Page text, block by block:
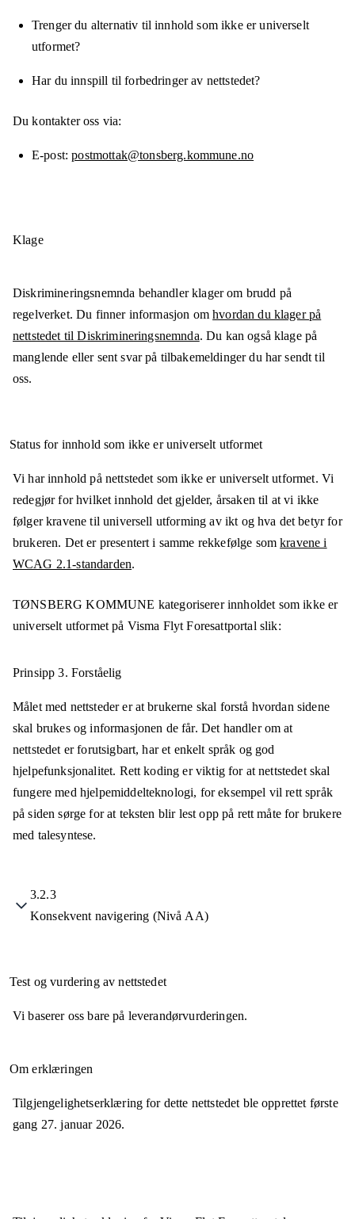
Trenger du alternativ til innhold som ikke er universelt
utformet?
Har du innspill til forbedringer av nettstedet?
Du kontakter oss via:
E-post postmottak@tonsberg.kommune.no
Klage
Diskrimineringsnemnda behandler klager om brudd på
regelverket. Du finner informasjon omhvordan du klager på
nettstedet til Diskrimineringsnemnda. Du kan også klage på
manglende eller sent svar på tilbakemeldinger du har sendt til
oss.
Status for innhold som ikke er universelt utformet
Vi har innhold på nettstedet som ikke er universelt utformet. Vi
redegjør for hvilket innhold det gjelder, årsaken til at vi ikke
følger kravene til universell utforming av ikt og hva det betyr for
brukeren. Det er presentert i samme rekkefølge somkravene i
WCAG 2.1-standarden.
TØNSBERG KOMMUNE kategoriserer innholdet som ikke er
universelt utformet på Visma Flyt Foresattportalslik:
Prinsipp 3. Forståelig
Målet med nettsteder er at brukerne skal forstå hvordan sidene
skal brukes og informasjonen de får. Det handler om at
nettstedet er forutsigbart, har et enkelt språk og god
hjelpefunksjonalitet. Rett koding er viktig for at nettstedet skal
fungere med hjelpemiddelteknologi, for eksempel vil rett språk
på siden sørge for at teksten blir lest opp på rett måte for brukere
med talesyntese.
3.2.3
Konsekvent navigering (Nivå AA)
Test og vurdering av nettstedet
Vi baserer oss bare på leverandørvurderingen.
Om erklæringen
Tilgjengelighetserklæring for dette nettstedet ble opprettet første
gang 27. januar 2026.